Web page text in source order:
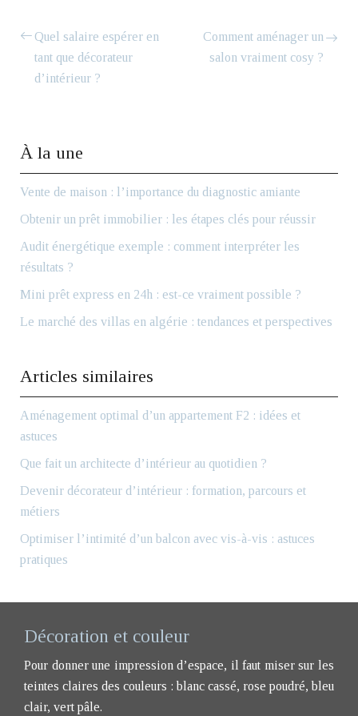
Quel salaire espérer en
tant que décorateur
d’intérieur ?
Comment aménager un
salon vraiment cosy ?
À la une
Vente de maison : l’importance du diagnostic amiante
Obtenir un prêt immobilier : les étapes clés pour réussir
Audit énergétique exemple : comment interpréter les
résultats ?
Mini prêt express en 24h : est-ce vraiment possible ?
Le marché des villas en algérie : tendances et perspectives
Articles similaires
Aménagement optimal d’un appartement F2 : idées et
astuces
Que fait un architecte d’intérieur au quotidien ?
Devenir décorateur d’intérieur : formation, parcours et
métiers
Optimiser l’intimité d’un balcon avec vis-à-vis : astuces
pratiques
Décoration et couleur
Pour donner une impression d’espace, il faut miser sur les
teintes claires des couleurs : blanc cassé, rose poudré, bleu
clair, vert pâle.